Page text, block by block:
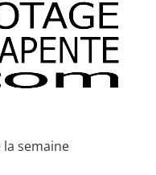
la semaine